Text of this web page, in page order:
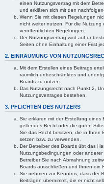
einen Nutzungsvertrag mit dem
und erklären sich mit den
Wenn Sie mit diesen Regelungen
nicht weiter nutzen. Für die
veröffentlichten Regelungen.
Der Nutzungsvertrag wird auf
Seiten ohne Einhaltung einer Frist
2. EINRÄUMUNG VON
Mit dem Erstellen eines Beitrags
räumlich unbeschränktes und
Boards zu nutzen.
Das Nutzungsrecht nach Punkt 2,
Nutzungsvertrages bestehen.
3. PFLICHTEN DES NUTZERS
Sie erklären mit der Erstellung
geltendes Recht oder die guten
Sie das Recht besitzen, die in Ihren
setzen bzw. zu verwenden.
Der Betreiber des Boards übt das
Nutzungsbedingungen oder
Betreiber Sie nach Abmahnung
Boards ausschließen und Ihnen ein
Sie nehmen zur Kenntnis, dass der
Beiträgen übernimmt, die er nicht